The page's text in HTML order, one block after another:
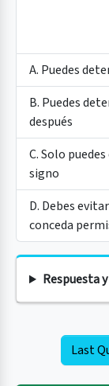
A. Puedes
B. Puedes
después
C. Solo
signo
D. Debes
conceda
Respuesta
Last